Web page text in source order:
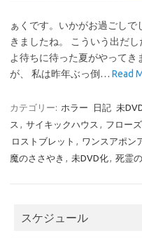
ぁくです。いかがお過ごし
きましたね。 こういう出だ
よ待ちに待った夏がやって
が、 私は昨年ぶっ倒… Read
カテゴリー: ホラー 日記 未
ス , サイキックハウス , フロー
ロストブレット , ワンスアポン
魔のささやき , 未DVD化, 死霊
スケジュール